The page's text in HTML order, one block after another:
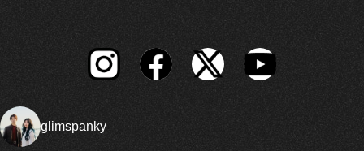
glimspanky